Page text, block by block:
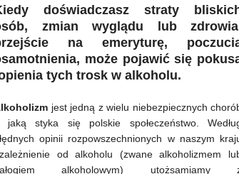
doświadczasz straty
zmian wyglądu lub
na emeryturę,
może pojawić się
tych trosk w alkoholu.
jest jedną z wielu niebezpiecznych
jaką styka się polskie społeczeństwo.
opinii rozpowszechnionych w naszym
od alkoholu (zwane alkoholizmem
alkoholowym) utożsamiamy